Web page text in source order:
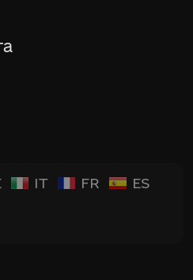
IT FR ES